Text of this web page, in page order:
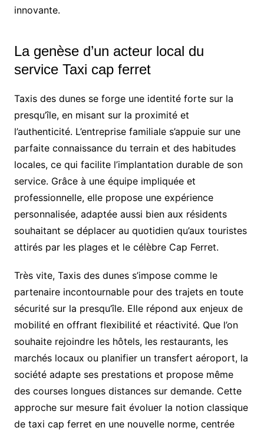
innovante.
La genèse d’un acteur local du
service Taxi cap ferret
Taxis des dunes se forge une identité forte sur la
presqu’île, en misant sur la proximité et
l’authenticité. L’entreprise familiale s’appuie sur une
parfaite connaissance du terrain et des habitudes
locales, ce qui facilite l’implantation durable de son
service. Grâce à une équipe impliquée et
professionnelle, elle propose une expérience
personnalisée, adaptée aussi bien aux résidents
souhaitant se déplacer au quotidien qu’aux touristes
attirés par les plages et le célèbre Cap Ferret.
Très vite, Taxis des dunes s’impose comme le
partenaire incontournable pour des trajets en toute
sécurité sur la presqu’île. Elle répond aux enjeux de
mobilité en offrant flexibilité et réactivité. Que l’on
souhaite rejoindre les hôtels, les restaurants, les
marchés locaux ou planifier un transfert aéroport, la
société adapte ses prestations et propose même
des courses longues distances sur demande. Cette
approche sur mesure fait évoluer la notion classique
de taxi cap ferret en une nouvelle norme, centrée